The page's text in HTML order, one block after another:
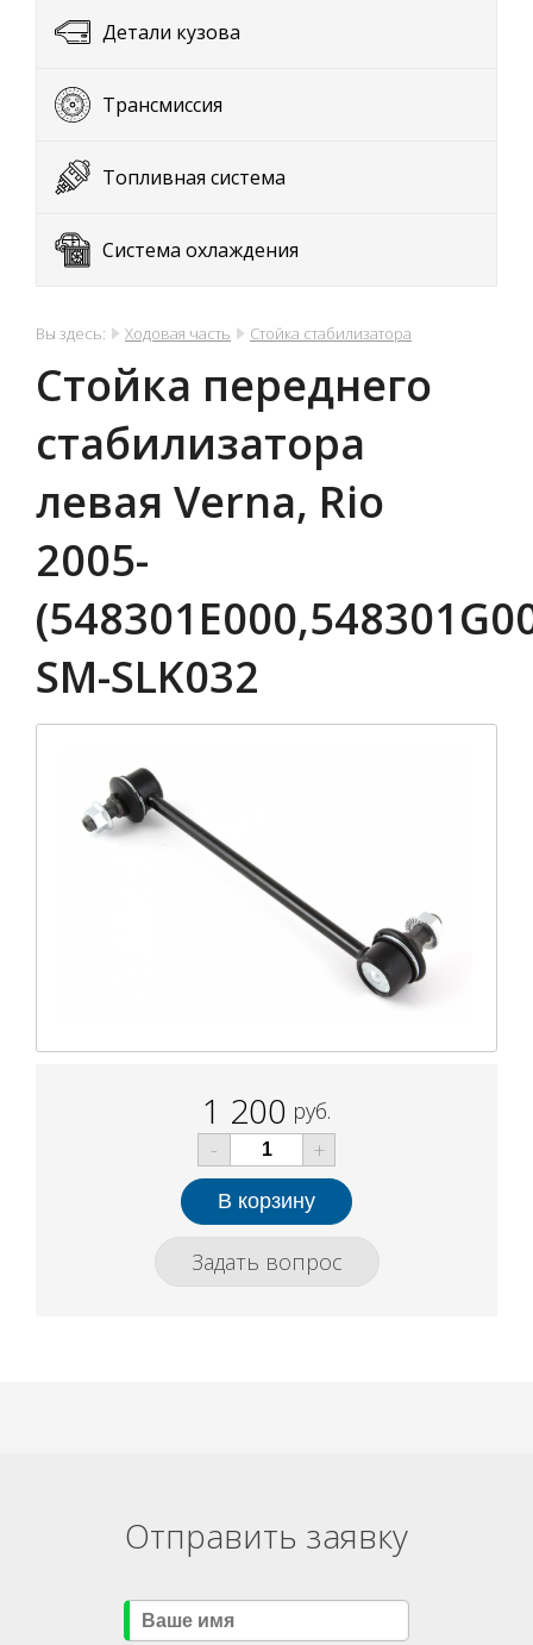
Детали кузова
Трансмиссия
Топливная система
Система охлаждения
Вы здесь: Ходовая часть Стойка стабилизатора
Стойка переднего
стабилизатора
левая Verna, Rio
2005-
SM-SLK032
1 200 руб.
-
+
Задать вопрос
Отправить заявку